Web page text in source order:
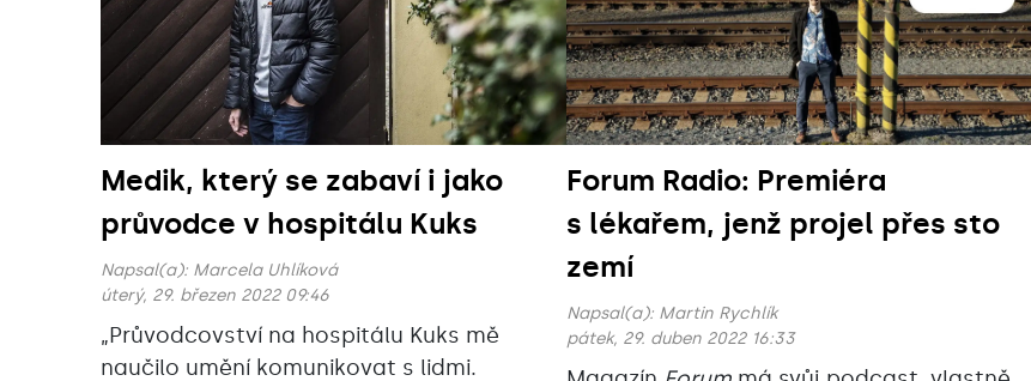
Medik, který se zabaví i jako
průvodce v hospitálu Kuks
Napsal(a): Marcela Uhlíková
úterý, 29. březen 2022 09:46
„Průvodcovství na hospitálu Kuks mě
naučilo umění komunikovat s lidmi.
Forum Radio: Premiéra
s lékařem, jenž projel přes sto
zemí
Napsal(a): Martin Rychlík
pátek, 29. duben 2022 16:33